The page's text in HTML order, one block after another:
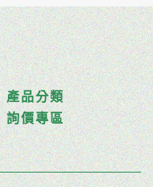
產品分類
詢價專區